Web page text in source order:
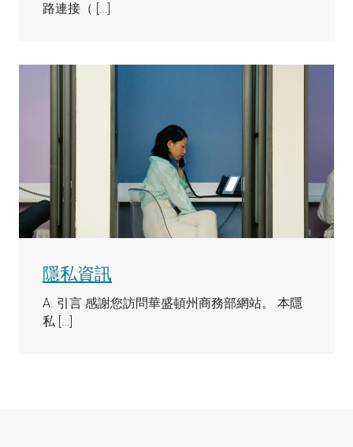
路連接（ […]
隱私資訊
A. 引言 感謝您訪問華盛頓州商務部網站。 本隱
私 […]